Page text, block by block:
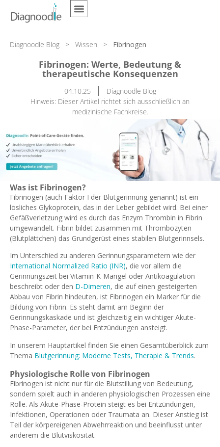
Diagnoodle Blog > Wissen > Fibrinogen
Fibrinogen: Werte, Bedeutung &
therapeutische Konsequenzen
04.10.25
Diagnoodle Blog
Hinweis: Dieser Artikel richtet sich ausschließlich an
medizinische Fachkreise.
Was ist Fibrinogen?
Fibrinogen (auch Faktor I der Blutgerinnung genannt) ist ein
lösliches Glykoprotein, das in der Leber gebildet wird. Bei einer
Gefäßverletzung wird es durch das Enzym Thrombin in Fibrin
umgewandelt. Fibrin bildet zusammen mit Thrombozyten
(Blutplättchen) das Grundgerüst eines stabilen Blutgerinnsels.
Im Unterschied zu anderen Gerinnungsparametern wie der
International Normalized Ratio (INR), die vor allem die
Gerinnungszeit bei Vitamin-K-Mangel oder Antikoagulation
beschreibt oder den D-Dimeren, die auf einen gesteigerten
Abbau von Fibrin hindeuten, ist Fibrinogen ein Marker für die
Bildung von Fibrin. Es steht damit am Beginn der
Gerinnungskaskade und ist gleichzeitig ein wichtiger Akute-
Phase-Parameter, der bei Entzündungen ansteigt.
In unserem Hauptartikel finden Sie einen Gesamtüberblick zum
Thema Blutgerinnung: Moderne Tests, Therapie & Trends.
Physiologische Rolle von Fibrinogen
Fibrinogen ist nicht nur für die Blutstillung von Bedeutung,
sondern spielt auch in anderen physiologischen Prozessen eine
Rolle. Als Akute-Phase-Protein steigt es bei Entzündungen,
Infektionen, Operationen oder Traumata an. Dieser Anstieg ist
Teil der körpereigenen Abwehrreaktion und beeinflusst unter
anderem die Blutviskosität.